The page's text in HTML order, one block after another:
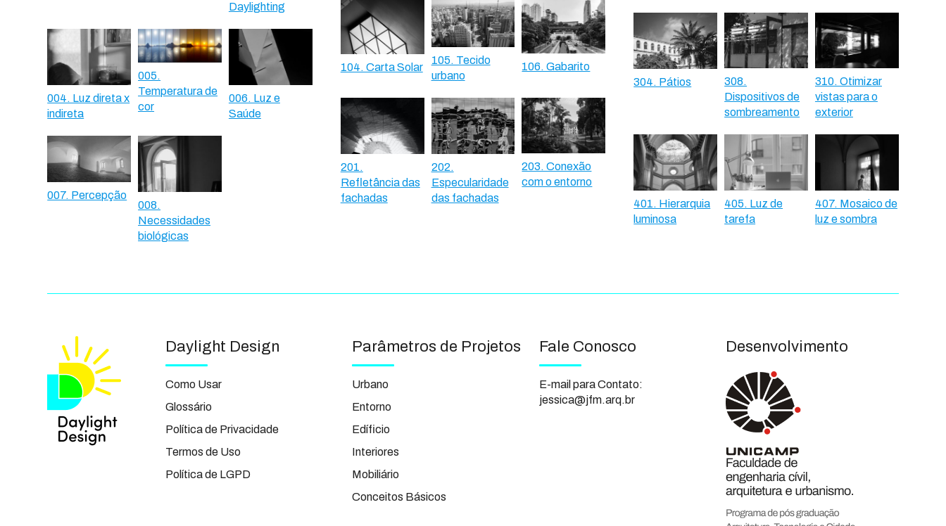
Daylighting
004. Luz direta x
indireta
005.
Temperatura de
cor
006. Luz e
Saúde
007. Percepção
008.
Necessidades
biológicas
104. Carta Solar
105. Tecido
urbano
106. Gabarito
201.
Refletância das
fachadas
202.
Especularidade
das fachadas
203. Conexão
com o entorno
304. Pátios
308.
Dispositivos de
sombreamento
310. Otimizar
vistas para o
exterior
401. Hierarquia
luminosa
405. Luz de
tarefa
407. Mosaico de
luz e sombra
Daylight Design
Como Usar
Glossário
Política de Privacidade
Termos de Uso
Política de LGPD
Parâmetros de Projetos
Urbano
Entorno
Edíficio
Interiores
Mobiliário
Conceitos Básicos
Fale Conosco
E-mail para Contato:
jessica@jfm.arq.br
Desenvolvimento